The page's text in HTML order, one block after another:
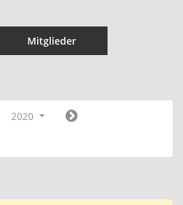
Mitglieder
2020